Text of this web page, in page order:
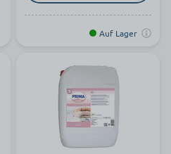
Auf Lager